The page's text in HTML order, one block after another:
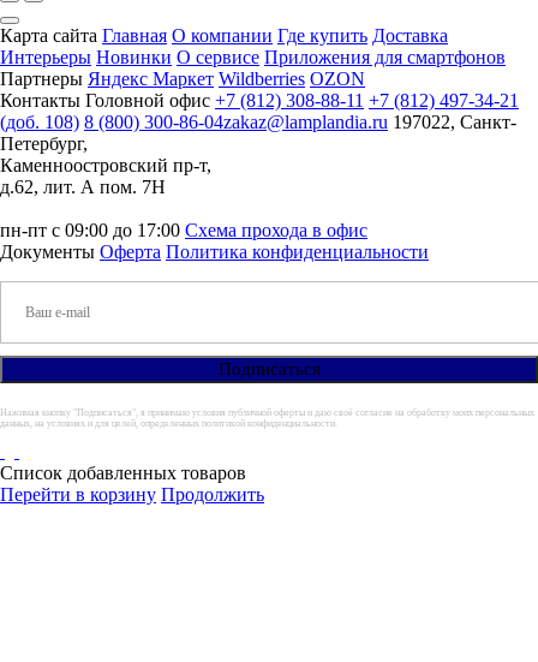
Карта сайта Главная О компании Где купить Доставка
Интерьеры Новинки О сервисе Приложения для смартфонов
Партнеры Яндекс Маркет Wildberries OZON
Контакты Головной офис +7 (812) 308-88-11 +7 (812) 497-34-21
(доб. 108) 8 (800) 300-86-04zakaz@lamplandia.ru 197022, Санкт-
Петербург,
Каменноостровский пр-т,
д.62, лит. А пом. 7Н
пн-пт с 09:00 до 17:00 Схема прохода в офис
Документы Оферта Политика конфиденциальности
Нажимая кнопку "Подписаться", я принимаю условия публичной оферты и даю своё согласие на обработку моих персональных
данных, на условиях и для целей, определенных политикой конфиденциальности.
Список добавленных товаров
Перейти в корзину Продолжить